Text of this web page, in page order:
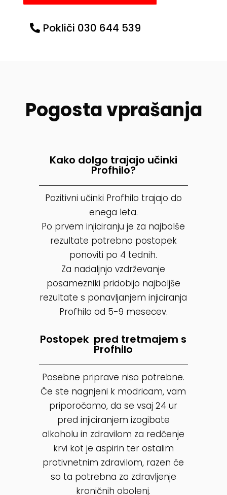
Pokliči 030 644 539
Pogosta vprašanja
Kako dolgo trajajo učinki
Profhilo?
Pozitivni učinki Profhilo trajajo do
enega leta.
Po prvem injiciranju je za najbolše
rezultate potrebno postopek
ponoviti po 4 tednih.
Za nadaljnjo vzdrževanje
posamezniki pridobijo najboljše
rezultate s ponavljanjem injiciranja
Profhilo od 5-9 mesecev.
Postopek pred tretmajem s
Profhilo
Posebne priprave niso potrebne.
Če ste nagnjeni k modricam, vam
priporočamo, da se vsaj 24 ur
pred injiciranjem izogibate
alkoholu in zdravilom za redčenje
krvi kot je aspirin ter ostalim
protivnetnim zdravilom, razen če
so ta potrebna za zdravljenje
kroničnih obolenj.